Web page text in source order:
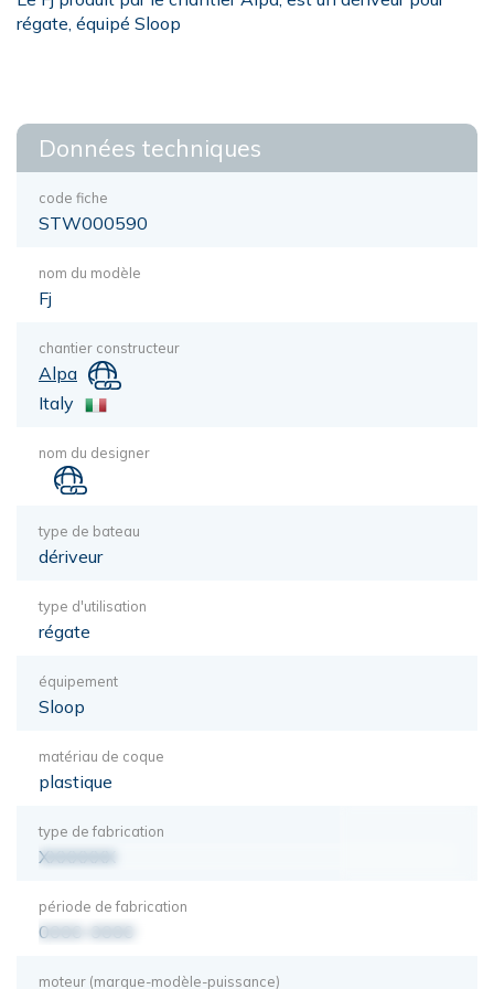
régate, équipé Sloop
Données techniques
code fiche
STW000590
nom du modèle
Fj
chantier constructeur
Alpa
Italy
nom du designer
type de bateau
dériveur
type d'utilisation
régate
équipement
Sloop
matériau de coque
plastique
type de fabrication
XXXXXXX
période de fabrication
0000-0000
moteur (marque-modèle-puissance)